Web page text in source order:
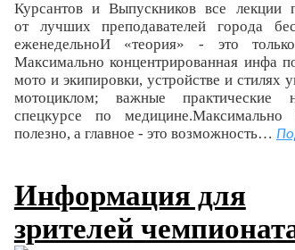
Курсантов и Выпускников все лекции
от лучших преподавателей города
еженедельноИ «теория» - это
Максимально концентрированная инфа
мото и экипировки, устройстве и стилях
мотоциклом; важные практические
спецкурсе по медицине.Максимально
полезно, а главное - это возможность…
Информация для
зрителей